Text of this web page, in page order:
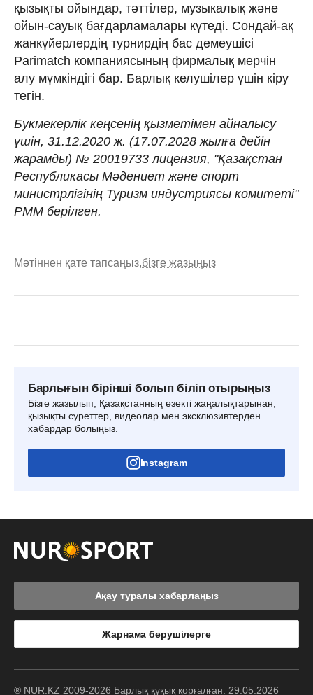
қызықты ойындар, тәттілер, музыкалық және
ойын-сауық бағдарламалары күтеді. Сондай-ақ
жанкүйерлердің турнирдің бас демеушісі
Parimatch компаниясының фирмалық мерчін
алу мүмкіндігі бар. Барлық келушілер үшін кіру
тегін.
Букмекерлік кеңсенің қызметімен айналысу
үшін, 31.12.2020 ж. (17.07.2028 жылға дейін
жарамды) № 20019733 лицензия, "Қазақстан
Республикасы Мәдениет және спорт
министрлігінің Туризм индустриясы комитеті"
РММ берілген.
Мәтіннен қате тапсаңыз,бізге жазыңыз
Барлығын бірінші болып біліп отырыңыз
Бізге жазылып, Қазақстанның өзекті жаңалықтарынан,
қызықты суреттер, видеолар мен эксклюзивтерден
хабардар болыңыз.
Instagram
Ақау туралы хабарлаңыз
Жарнама берушілерге
® NUR.KZ 2009-2026 Барлық құқық қорғалған. 29.05.2026